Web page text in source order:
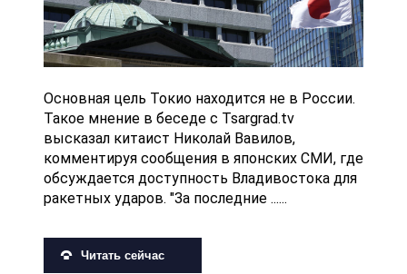
Основная цель Токио находится не в России.
Такое мнение в беседе с Tsargrad.tv
высказал китаист Николай Вавилов,
комментируя сообщения в японских СМИ, где
обсуждается доступность Владивостока для
ракетных ударов. "За последние ......
Читать сейчас